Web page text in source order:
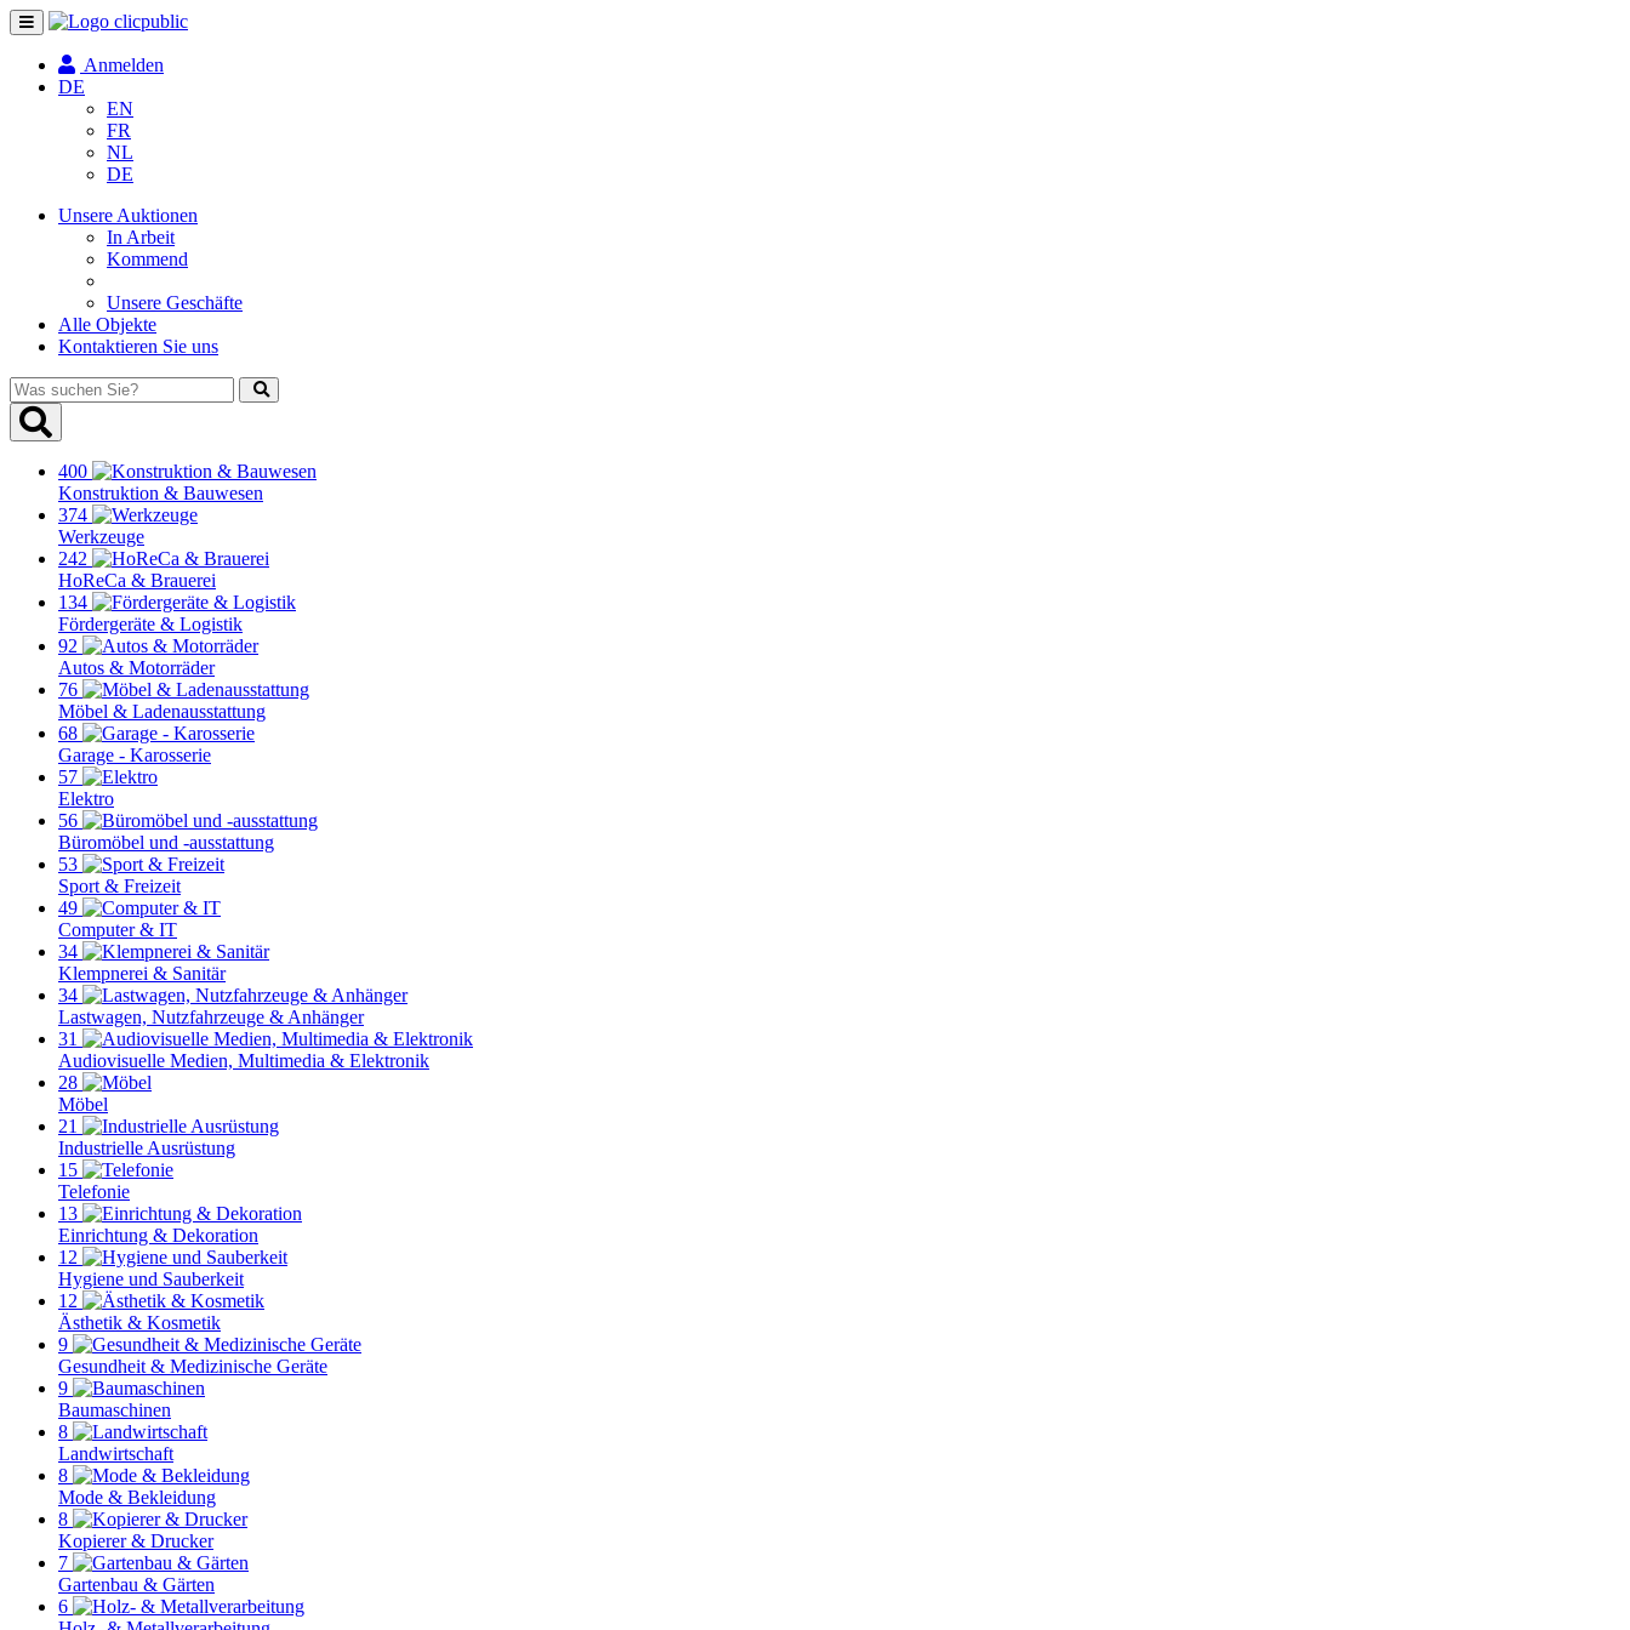
Navigation
umschalten
Anmelden
DE
EN
FR
NL
DE
Unsere Auktionen
In Arbeit
Kommend
Unsere Geschäfte
Alle Objekte
Kontaktieren Sie uns
Was
suchen
Sie?
400
Konstruktion & Bauwesen
374
Werkzeuge
242
HoReCa & Brauerei
134
Fördergeräte & Logistik
92
Autos & Motorräder
76
Möbel & Ladenausstattung
68
Garage - Karosserie
57
Elektro
56
Büromöbel und -ausstattung
53
Sport & Freizeit
49
Computer & IT
34
Klempnerei & Sanitär
34
Lastwagen, Nutzfahrzeuge & Anhänger
31
Audiovisuelle Medien, Multimedia & Elektronik
28
Möbel
21
Industrielle Ausrüstung
15
Telefonie
13
Einrichtung & Dekoration
12
Hygiene und Sauberkeit
12
Ästhetik & Kosmetik
9
Gesundheit & Medizinische Geräte
9
Baumaschinen
8
Landwirtschaft
8
Mode & Bekleidung
8
Kopierer & Drucker
7
Gartenbau & Gärten
6